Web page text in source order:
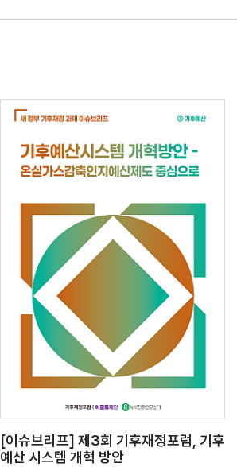
[이슈브리프] 제3회 기후재정포럼, 기후
예산 시스템 개혁 방안